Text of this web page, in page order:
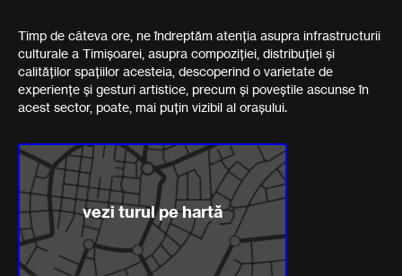
Timp de câteva ore, ne îndreptăm atenția asupra infrastructurii
culturale a Timișoarei, asupra compoziției, distribuției și
calităților spațiilor acesteia, descoperind o varietate de
experiențe și gesturi artistice, precum și poveștile ascunse în
acest sector, poate, mai puțin vizibil al orașului.
vezi turul pe hartă